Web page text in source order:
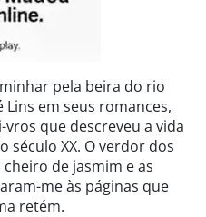
pela beira do rio
em seus romances,
que descreveu a vida
século XX. O verdor dos
de jasmim e as
me às páginas que
retém.